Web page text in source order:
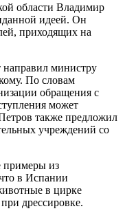
области Владимир
идеей. Он
приходящих на
направил министру
По словам
обращения с
может
также предложил
учреждений со
примеры из
в Испании
в цирке
дрессировке.